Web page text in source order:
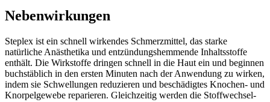
Nebenwirkungen
Steplex ist ein schnell wirkendes Schmerzmittel, das starke
natürliche Anästhetika und entzündungshemmende Inhaltsstoffe
enthält. Die Wirkstoffe dringen schnell in die Haut ein und beginnen
buchstäblich in den ersten Minuten nach der Anwendung zu wirken,
indem sie Schwellungen reduzieren und beschädigtes Knochen- und
Knorpelgewebe reparieren. Gleichzeitig werden die Stoffwechsel-